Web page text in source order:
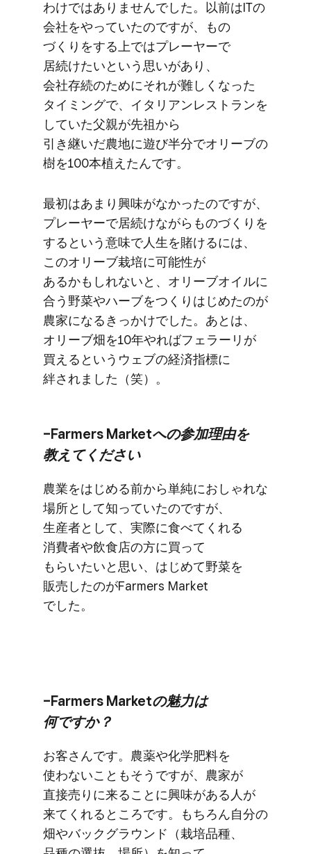
わけでは​ありませんでした。​以前は​ITの​
会社を​やっていたのですが、​もの​
づくりを​する​上では​プレーヤーで​
居続けたいと​いう​思いが​あり、​
会社存続の​ために​それが​難しくなった​
タイミングで、​イタリアンレストランを​
していた​父親が​先祖から​
引き継いだ農地に​遊び半分で​オリーブの​
樹を​100本植えたんです。
最初は​あまり​興味が​なかったのですが、​
プレーヤーで​居続けながら​もの​づくりを​
すると​いう​意味で​人生を​賭けるには、​
この​オリーブ栽培に​可能性が​
あるかもしれないと、​オリーブオイルに​
合う​野菜や​ハーブを​つくり​はじめたのが​
農家に​なる​きっかけでした。​あとは、​
オリーブ畑を​10年やれば​フェラーリが​
買えると​いう​ウェブの​経済指標に​
絆されました​（笑）。
–Farmers Marketへの​参加理由を​
教えてください
農業を​はじめる​前から​単純に​おしゃれな​
場所と​して​知っていたのですが、​
生産者と​して、​実際に​食べてくれる​
消費者や​飲食店の​方に​買って​
もらいたいと​思い、​はじめて​野菜を​
販売したのが​Farmers Market
でした。
–Farmers Marketの​魅力は​
何ですか？
お客さんです。​農薬や​化学肥料を​
使わない​ことも​そうですが、​農家が​
直接売りに​来る​ことに​興味が​ある​人が​
来てくれる​ところです。​もちろん​自分の​
畑や​バック​グラウンド​（栽培品種、​